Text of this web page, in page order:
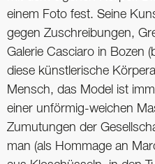
einem Foto fest. Seine
gegen Zuschreibungen,
Galerie Casciaro in Bozen
diese künstlerische
Mensch, das Model ist
einer unförmig-weichen
Zumutungen der
man (als Hommage an